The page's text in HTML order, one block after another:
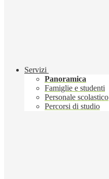
Servizi
Panoramica
Famiglie e studenti
Personale scolastico
Percorsi di studio